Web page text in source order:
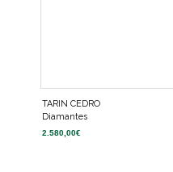
TARIN CEDRO
Diamantes
2.580,00€